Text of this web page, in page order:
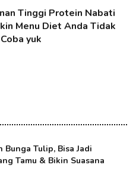
Tinggi Protein Nabati
Menu Diet Anda Tidak
yuk
Bunga Tulip, Bisa Jadi
Tamu & Bikin Suasana